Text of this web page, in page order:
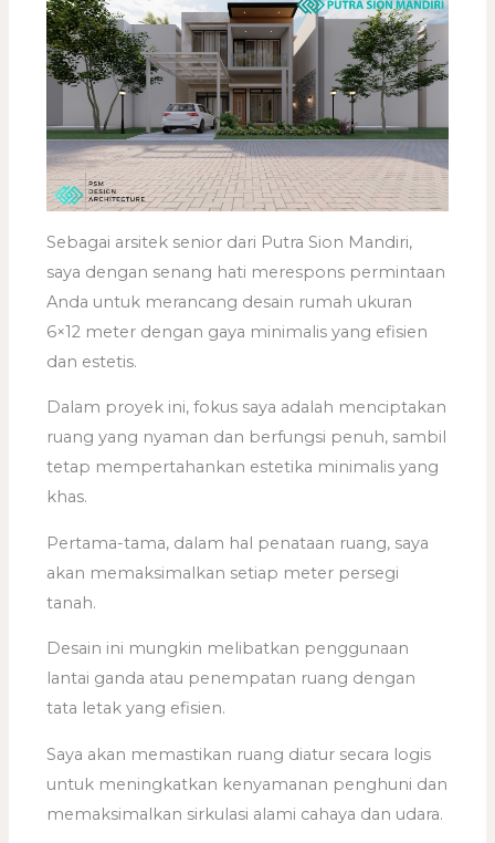
Sebagai arsitek senior dari Putra Sion Mandiri,
saya dengan senang hati merespons permintaan
Anda untuk merancang desain rumah ukuran
6×12 meter dengan gaya minimalis yang efisien
dan estetis.
Dalam proyek ini, fokus saya adalah menciptakan
ruang yang nyaman dan berfungsi penuh, sambil
tetap mempertahankan estetika minimalis yang
khas.
Pertama-tama, dalam hal penataan ruang, saya
akan memaksimalkan setiap meter persegi
tanah.
Desain ini mungkin melibatkan penggunaan
lantai ganda atau penempatan ruang dengan
tata letak yang efisien.
Saya akan memastikan ruang diatur secara logis
untuk meningkatkan kenyamanan penghuni dan
memaksimalkan sirkulasi alami cahaya dan udara.